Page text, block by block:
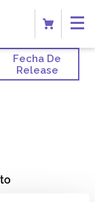
Fecha De
Release